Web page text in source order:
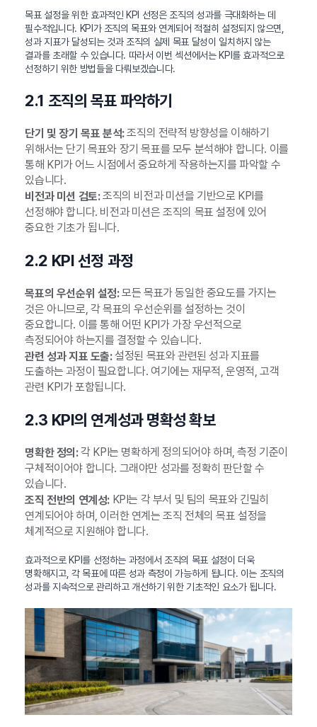
목표 설정을 위한 효과적인 KPI 선정은 조직의 성과를 극대화하는 데
필수적입니다. KPI가 조직의 목표와 연계되어 적절히 설정되지 않으면,
성과 지표가 달성되는 것과 조직의 실제 목표 달성이 일치하지 않는
결과를 초래할 수 있습니다. 따라서 이번 섹션에서는 KPI를 효과적으로
선정하기 위한 방법들을 다뤄보겠습니다.
2.1 조직의 목표 파악하기
단기 및 장기 목표 분석:조직의 전략적 방향성을 이해하기
위해서는 단기 목표와 장기 목표를 모두 분석해야 합니다. 이를
통해 KPI가 어느 시점에서 중요하게 작용하는지를 파악할 수
있습니다.
비전과 미션 검토:조직의 비전과 미션을 기반으로 KPI를
선정해야 합니다. 비전과 미션은 조직의 목표 설정에 있어
중요한 기초가 됩니다.
2.2 KPI 선정 과정
목표의 우선순위 설정:모든 목표가 동일한 중요도를 가지는
것은 아니므로, 각 목표의 우선순위를 설정하는 것이
중요합니다. 이를 통해 어떤 KPI가 가장 우선적으로
측정되어야 하는지를 결정할 수 있습니다.
관련 성과 지표 도출:설정된 목표와 관련된 성과 지표를
도출하는 과정이 필요합니다. 여기에는 재무적, 운영적, 고객
관련 KPI가 포함됩니다.
2.3 KPI의 연계성과 명확성 확보
명확한 정의:각 KPI는 명확하게 정의되어야 하며, 측정 기준이
구체적이어야 합니다. 그래야만 성과를 정확히 판단할 수
있습니다.
조직 전반의 연계성:KPI는 각 부서 및 팀의 목표와 긴밀히
연계되어야 하며, 이러한 연계는 조직 전체의 목표 설정을
체계적으로 지원해야 합니다.
효과적으로 KPI를 선정하는 과정에서 조직의 목표 설정이 더욱
명확해지고, 각 목표에 따른 성과 측정이 가능하게 됩니다. 이는 조직의
성과를 지속적으로 관리하고 개선하기 위한 기초적인 요소가 됩니다.